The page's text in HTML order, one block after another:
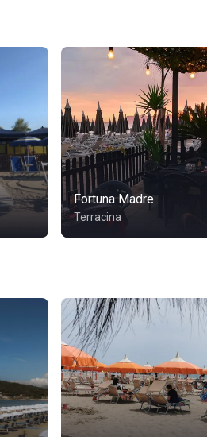
Fortuna Madre
Terracina